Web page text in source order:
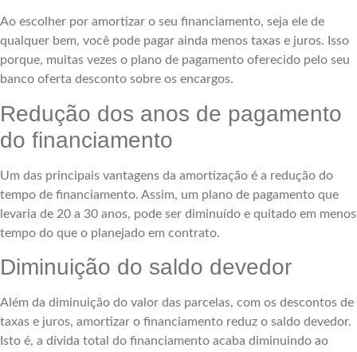
Ao escolher por amortizar o seu financiamento, seja ele de
qualquer bem, você pode pagar ainda menos taxas e juros. Isso
porque, muitas vezes o plano de pagamento oferecido pelo seu
banco oferta desconto sobre os encargos.
Redução dos anos de pagamento
do financiamento
Um das principais vantagens da amortização é a redução do
tempo de financiamento. Assim, um plano de pagamento que
levaria de 20 a 30 anos, pode ser diminuído e quitado em menos
tempo do que o planejado em contrato.
Diminuição do saldo devedor
Além da diminuição do valor das parcelas, com os descontos de
taxas e juros, amortizar o financiamento reduz o saldo devedor.
Isto é, a dívida total do financiamento acaba diminuindo ao